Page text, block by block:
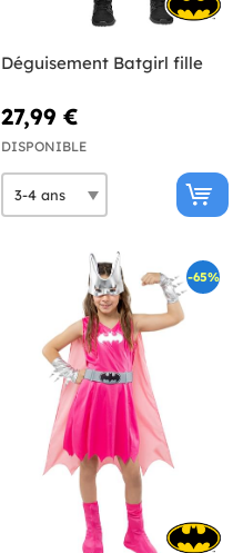
Déguisement Batgirl fille
27,99 €
DISPONIBLE
-65%